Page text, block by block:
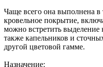
Чаще всего она выполнена в
кровельное покрытие,
можно встретить выделение
также капельников и
другой цветовой гамме.
Назначение: